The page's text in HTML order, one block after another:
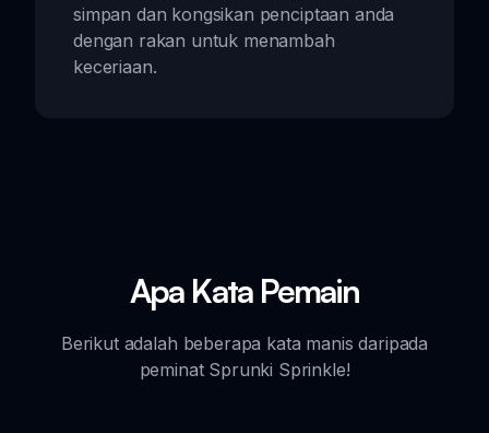
simpan dan kongsikan penciptaan anda
dengan rakan untuk menambah
keceriaan.
Apa Kata Pemain
Berikut adalah beberapa kata manis daripada
peminat Sprunki Sprinkle!